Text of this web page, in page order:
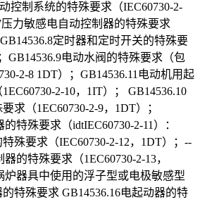
控制系统的特殊要求（IEC60730-2-
力敏感电自动控制器的特殊要求
GB14536.8定时器和定时开关的特殊要
GB14536.9电动水阀的特殊要求（包
2-8 1DT）；GB14536.11电动机用起
2-10，1IT）； GB14536.10
求（1EC60730-2-9，1DT）；
特殊要求（idtIEC60730-2-11）：
殊要求（IEC60730-2-12，1DT）；--
的特殊要求（1EC60730-2-13，
炉器具中使用的浮子型或电极敏感型
特殊要求 GB14536.16电起动器的特